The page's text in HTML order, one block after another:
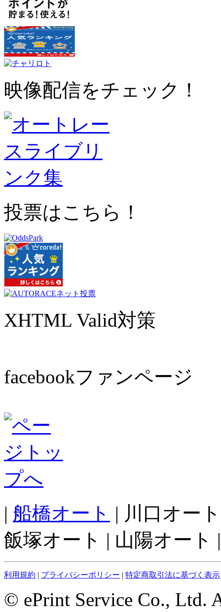
映像配信をチェック！
投票はこちら！
XHTML Valid対策
facebookファンページ
| 船橋オート | 川口オー
飯塚オート | 山陽オート |
利用規約 | プライバシーポリシー | 特定商取引法に基づく表示
© ePrint Service Co., Ltd.